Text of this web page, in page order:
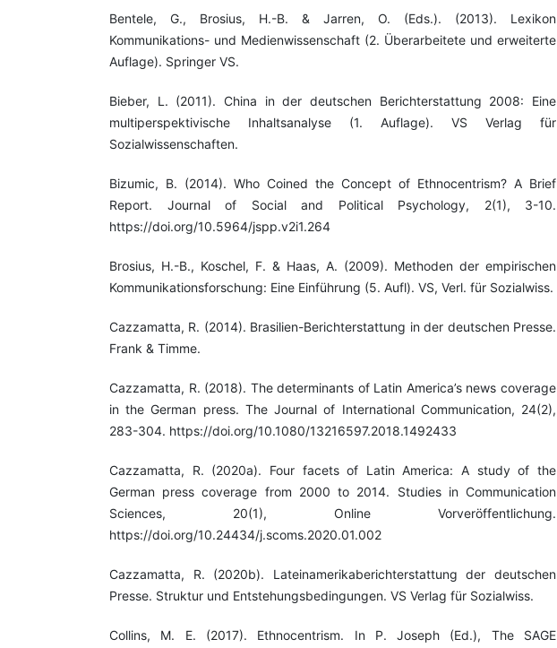
Bentele, G., Brosius, H.-B. & Jarren, O. (Eds.). (2013). Lexikon
Kommunikations- und Medienwissenschaft (2. Überarbeitete und erweiterte
Auflage). Springer VS.
Bieber, L. (2011). China in der deutschen Berichterstattung 2008: Eine
multiperspektivische Inhaltsanalyse (1. Auflage). VS Verlag für
Sozialwissenschaften.
Bizumic, B. (2014). Who Coined the Concept of Ethnocentrism? A Brief
Report. Journal of Social and Political Psychology, 2(1), 3-10.
https://doi.org/10.5964/jspp.v2i1.264
Brosius, H.-B., Koschel, F. & Haas, A. (2009). Methoden der empirischen
Kommunikationsforschung: Eine Einführung (5. Aufl). VS, Verl. für Sozialwiss.
Cazzamatta, R. (2014). Brasilien-Berichterstattung in der deutschen Presse.
Frank & Timme.
Cazzamatta, R. (2018). The determinants of Latin America’s news coverage
in the German press. The Journal of International Communication, 24(2),
283-304. https://doi.org/10.1080/13216597.2018.1492433
Cazzamatta, R. (2020a). Four facets of Latin America: A study of the
German press coverage from 2000 to 2014. Studies in Communication
Sciences, 20(1), Online Vorveröffentlichung.
https://doi.org/10.24434/j.scoms.2020.01.002
Cazzamatta, R. (2020b). Lateinamerikaberichterstattung der deutschen
Presse. Struktur und Entstehungsbedingungen. VS Verlag für Sozialwiss.
Collins, M. E. (2017). Ethnocentrism. In P. Joseph (Ed.), The SAGE